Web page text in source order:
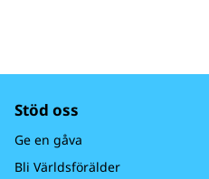
Stöd oss
Ge en gåva
Bli Världsförälder